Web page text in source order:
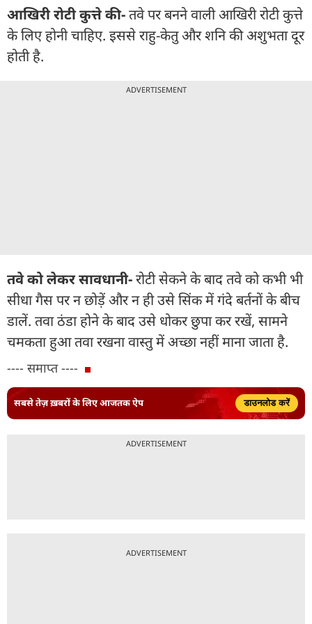
आखिरी रोटी कुत्ते की-तवे पर बनने वाली आखिरी रोटी कुत्ते
के लिए होनी चाहिए. इससे राहु-केतु और शनि की अशुभता दूर
होती है.
ADVERTISEMENT
तवे को लेकर सावधानी-रोटी सेकने के बाद तवे को कभी भी
सीधा गैस पर न छोड़ें और न ही उसे सिंक में गंदे बर्तनों के बीच
डालें. तवा ठंडा होने के बाद उसे धोकर छुपा कर रखें, सामने
चमकता हुआ तवा रखना वास्तु में अच्छा नहीं माना जाता है.
---- समाप्त ----
सबसे तेज़ ख़बरों के लिए आजतक ऐप डाउनलोड करें
ADVERTISEMENT
ADVERTISEMENT